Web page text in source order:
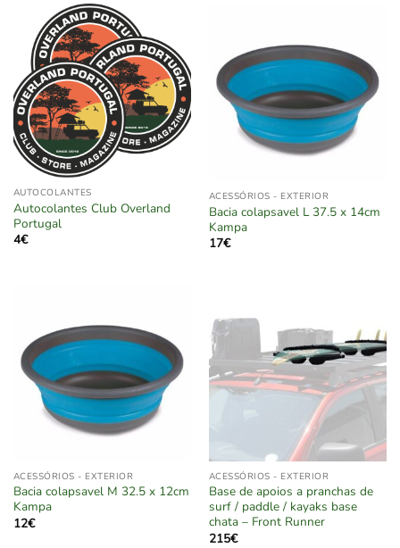
AUTOCOLANTES
Autocolantes Club Overland
Portugal
4€
ACESSÓRIOS - EXTERIOR
Bacia colapsavel L 37.5 x 14cm
Kampa
17€
ACESSÓRIOS - EXTERIOR
Bacia colapsavel M 32.5 x 12cm
Kampa
12€
ACESSÓRIOS - EXTERIOR
Base de apoios a pranchas de
surf / paddle / kayaks base
chata – Front Runner
215€